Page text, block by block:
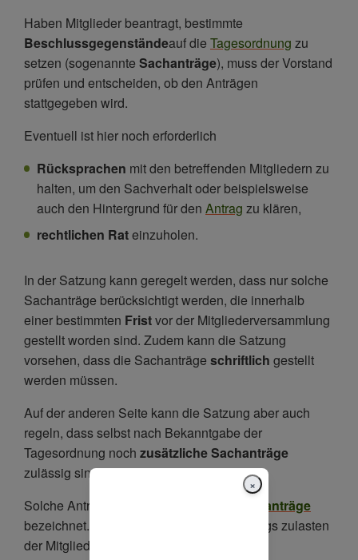
Haben Mitglieder beantragt, bestimmte
Beschlussgegenständeauf die Tagesordnung zu
setzen (sogenannte Sachanträge), muss der Vorstand
prüfen und entscheiden, ob den Anträgen
stattgegeben wird.
Eventuell ist hier noch erforderlich
Rücksprachen mit den betreffenden Mitgliedern zu
halten, um den Sachverhalt oder beispielsweise
auch den Hintergrund für den Antrag zu klären,
rechtlichen Rateinzuholen.
In der Satzung kann geregelt werden, dass nur solche
Sachanträge berücksichtigt werden, die innerhalb
einer bestimmten Fristvor der Mitgliederversammlung
gestellt worden sind. Zudem kann die Satzung
vorsehen, dass die Sachanträge schriftlich gestellt
werden müssen.
Auf der anderen Seite kann die Satzung aber auch
regeln, dass selbst nach Bekanntgabe der
Tagesordnung noch zusätzliche Sachanträge
zulässig sind.
Solche Anträge werden als
Dringlichkeitsanträge
bezeichnet. Deren Zulassung geht allerdings zulasten
der Mitglieder, die
×